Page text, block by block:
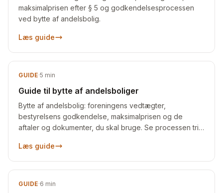
maksimalprisen efter § 5 og godkendelsesprocessen
ved bytte af andelsbolig.
Læs guide
GUIDE·5 min
Guide til bytte af andelsboliger
Bytte af andelsbolig: foreningens vedtægter,
bestyrelsens godkendelse, maksimalprisen og de
aftaler og dokumenter, du skal bruge. Se processen trin
Læs guide
GUIDE·6 min